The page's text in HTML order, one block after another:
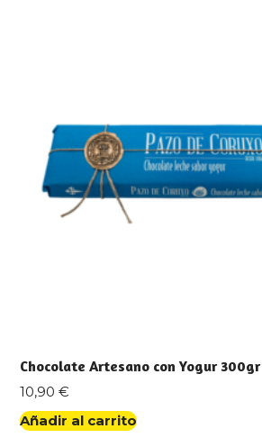
Chocolate Artesano con Yogur 300gr
10,90€
Añadir al carrito